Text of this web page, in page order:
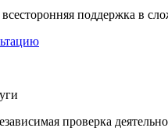
поддержка в
проверка